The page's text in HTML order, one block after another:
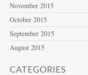
November 2015
October 2015
September 2015
August 2015
CATEGORIES